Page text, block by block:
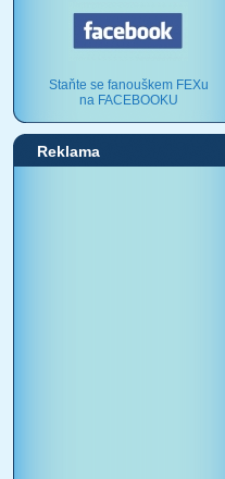
Staňte se fanouškem FEXu
na FACEBOOKU
Reklama